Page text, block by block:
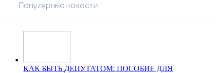
Популярные новости
КАК БЫТЬ ДЕПУТАТОМ: ПОСОБИЕ ДЛЯ